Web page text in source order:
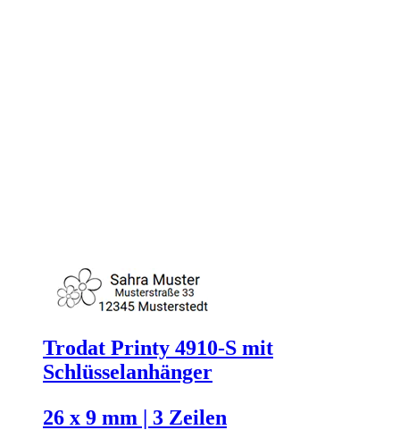
Trodat Printy 4910-S mit
Schlüsselanhänger
26 x 9 mm | 3 Zeilen